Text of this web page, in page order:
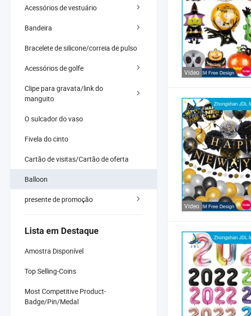
Acessórios de vestuário
Bandeira
Bracelete de silicone/correia de pulso
Acessórios de golfe
Clipe para gravata/link do
manguito
O sulcador do vaso
Fivela do cinto
Cartão de visitas/Cartão de oferta
Balloon
presente de promoção
Lista em Destaque
Amostra Disponível
Top Selling-Coins
Most Competitive Product-
Badge/Pin/Medal
Vídeo
Vídeo